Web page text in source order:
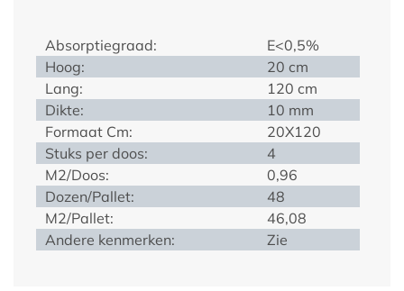
Absorptiegraad:
E<0,5%
Hoog:
20 cm
Lang:
120 cm
Dikte:
10 mm
Formaat Cm:
20X120
Stuks per doos:
4
M2/Doos:
0,96
Dozen/Pallet:
48
M2/Pallet:
46,08
Andere kenmerken:
Zie